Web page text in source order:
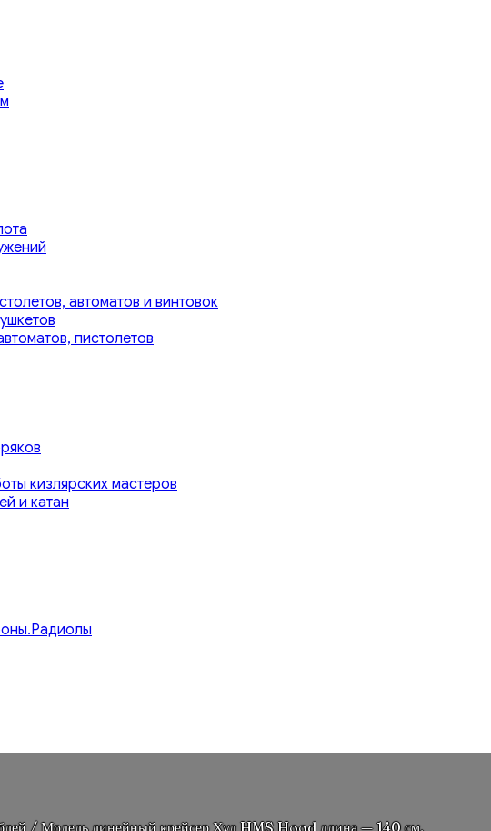
автоматов и винтовок
пистолетов
кизлярских мастеров
и катан
/ Модель линейный крейсер Худ HMS Hood длина — 140 см.